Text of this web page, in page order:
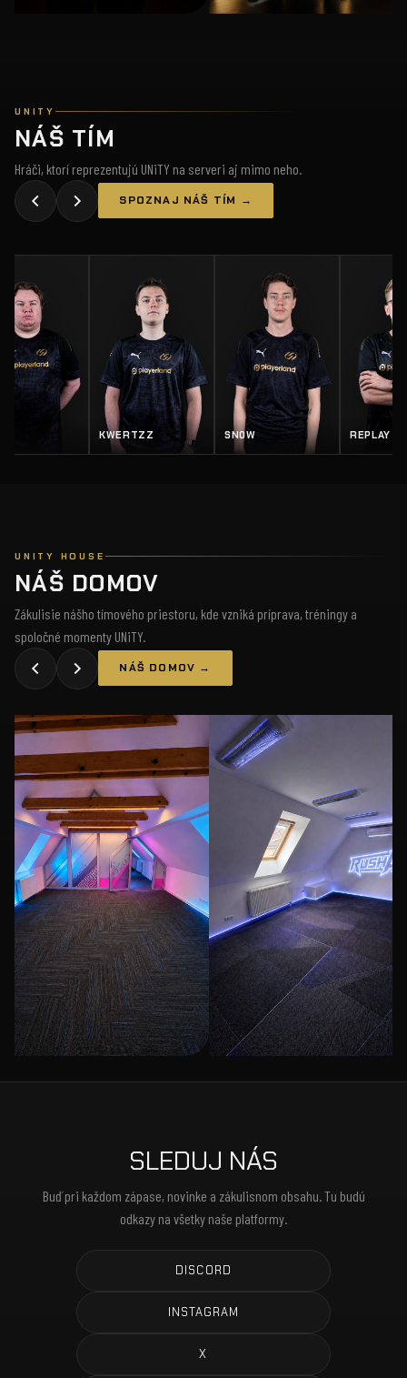
UNITY
NÁŠ TÍM
Hráči, ktorí reprezentujú UNiTY na serveri aj mimo neho.
SPOZNAJ NÁŠ TÍM →
KWERTZZ SN0W REPLAY
UNITY HOUSE
NÁŠ DOMOV
Zákulisie nášho tímového priestoru, kde vzniká príprava, tréningy a
spoločné momenty UNiTY.
NÁŠ DOMOV →
SLEDUJ NÁS
Buď pri každom zápase, novinke a zákulisnom obsahu. Tu budú
odkazy na všetky naše platformy.
DISCORD
INSTAGRAM
X